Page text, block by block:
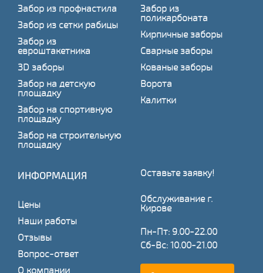
Забор из профнастила
Забор из сетки рабицы
Забор из
евроштакетника
3D заборы
Забор на детскую
площадку
Забор на спортивную
площадку
Забор на строительную
площадку
Забор из
поликарбоната
Кирпичные заборы
Сварные заборы
Кованые заборы
Ворота
Калитки
ИНФОРМАЦИЯ
Цены
Наши работы
Отзывы
Вопрос-ответ
Оставьте заявку!
Обслуживание г.
Кирове
Пн-Пт: 9.00-22.00
Сб-Вс: 10.00-21.00